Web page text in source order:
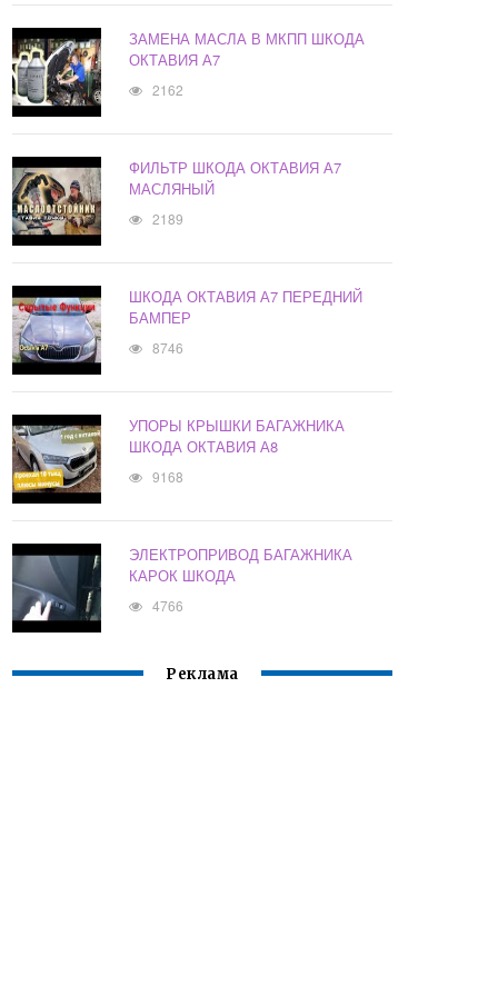
ЗАМЕНА МАСЛА В МКПП ШКОДА
ОКТАВИЯ А7
2162
ФИЛЬТР ШКОДА ОКТАВИЯ А7
МАСЛЯНЫЙ
2189
ШКОДА ОКТАВИЯ А7 ПЕРЕДНИЙ
БАМПЕР
8746
УПОРЫ КРЫШКИ БАГАЖНИКА
ШКОДА ОКТАВИЯ А8
9168
ЭЛЕКТРОПРИВОД БАГАЖНИКА
КАРОК ШКОДА
4766
Реклама